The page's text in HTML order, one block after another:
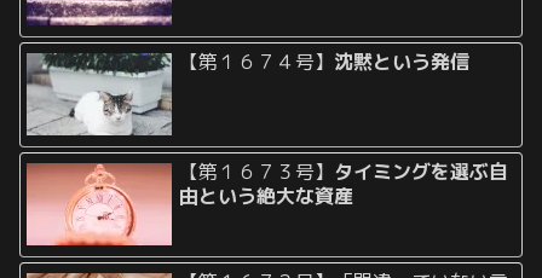
【第１６７４号】 沈黙という発信
【第１６７３号】 タイミングを選ぶ自
由という絶大な資産